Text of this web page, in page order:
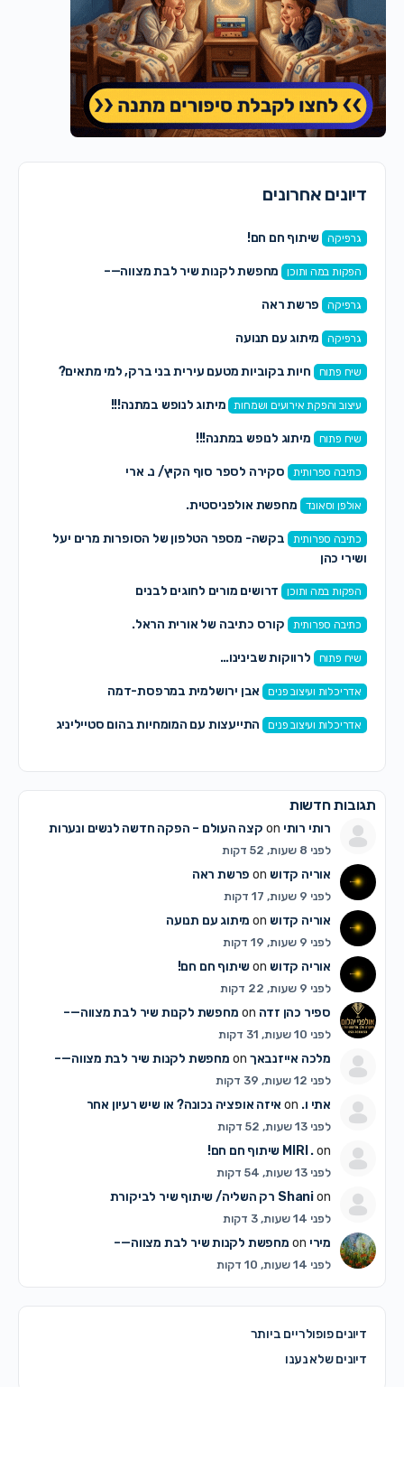
דיונים אחרונים
גרפיקה שיתוף חם חם!
הפקות במה ותוכן מחפשת לקנות שיר לבת מצווה—–
גרפיקה פרשת ראה
גרפיקה מיתוג עם תנועה
שיח פתוח חיות בקוביות מטעם עירית בני ברק, למי מתאים?
עיצוב והפקת אירועים ושמחות מיתוג לנופש במתנה!!!
שיח פתוח מיתוג לנופש במתנה!!!
כתיבה ספרותית סקירה לספר סוף הקיץ/ נ. ארי
אולפן וסאונד מחפשת אולפניסטית.
כתיבה ספרותית
בקשה- מספר הטלפון של הסופרות מרים יעל
ושירי כהן
הפקות במה ותוכן דרושים מורים לחוגים לבנים
כתיבה ספרותית קורס כתיבה של אורית הראל.
שיח פתוח לרווקות שבינינו…
אדריכלות ועיצוב פנים אבן ירושלמית במרפסת-דמה
אדריכלות ועיצוב פנים התייעצות עם המומחיות בהום סטייליניג
תגובות חדשות
רותי רותיon קצה העולם – הפקה חדשה לנשים ונערות
לפני 8 שעות, 52 דקות
אוריה קדושon פרשת ראה
לפני 9 שעות, 17 דקות
אוריה קדושon מיתוג עם תנועה
לפני 9 שעות, 19 דקות
אוריה קדושon שיתוף חם חם!
לפני 9 שעות, 22 דקות
ספיר כהן זדהon מחפשת לקנות שיר לבת מצווה—–
לפני 10 שעות, 31 דקות
מלכה אייזנבאךon מחפשת לקנות שיר לבת מצווה—–
לפני 12 שעות, 39 דקות
אתי ו.on איזה אופציה נכונה? או שיש רעיון אחר
לפני 13 שעות, 52 דקות
MIRI .on שיתוף חם חם!
לפני 13 שעות, 54 דקות
Shanion רק השליה/ שיתוף שיר לביקורת
לפני 14 שעות, 3 דקות
מיריon מחפשת לקנות שיר לבת מצווה—–
לפני 14 שעות, 10 דקות
דיונים פופולריים ביותר
דיונים שלא נענו